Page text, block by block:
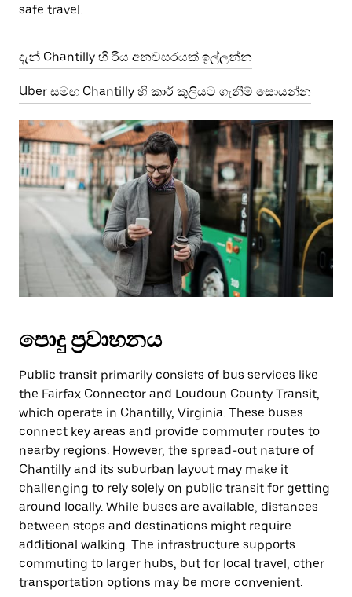
safe travel.
දැන් Chantilly හි රිය අනවසරයක් ඉල්ලන්න
Uber සමඟ Chantilly හි කාර් කුලියට ගැනීම් සොයන්න
පොදු ප්‍රවාහනය
Public transit primarily consists of bus services like
the Fairfax Connector and Loudoun County Transit,
which operate in Chantilly, Virginia. These buses
connect key areas and provide commuter routes to
nearby regions. However, the spread-out nature of
Chantilly and its suburban layout may make it
challenging to rely solely on public transit for getting
around locally. While buses are available, distances
between stops and destinations might require
additional walking. The infrastructure supports
commuting to larger hubs, but for local travel, other
transportation options may be more convenient.